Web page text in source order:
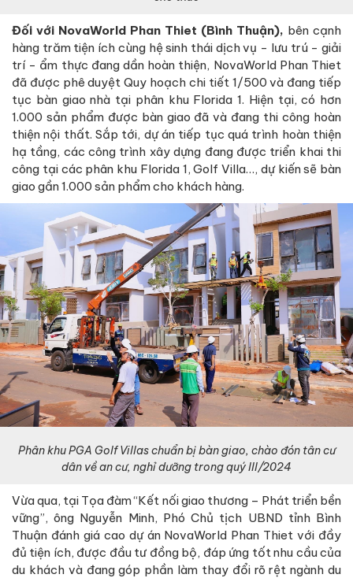
Đối với NovaWorld Phan Thiet (Bình Thuận), bên cạnh
hàng trăm tiện ích cùng hệ sinh thái dịch vụ - lưu trú - giải
trí - ẩm thực đang dần hoàn thiện, NovaWorld Phan Thiet
đã được phê duyệt Quy hoạch chi tiết 1/500 và đang tiếp
tục bàn giao nhà tại phân khu Florida 1. Hiện tại, có hơn
1.000 sản phẩm được bàn giao đã và đang thi công hoàn
thiện nội thất. Sắp tới, dự án tiếp tục quá trình hoàn thiện
hạ tầng, các công trình xây dựng đang được triển khai thi
công tại các phân khu Florida 1, Golf Villa…, dự kiến sẽ bàn
giao gần 1.000 sản phẩm cho khách hàng.
Phân khu PGA Golf Villas chuẩn bị bàn giao, chào đón tân cư
dân về an cư, nghỉ dưỡng trong quý III/2024
Vừa qua, tại Tọa đàm “Kết nối giao thương – Phát triển bền
vững”, ông Nguyễn Minh, Phó Chủ tịch UBND tỉnh Bình
Thuận đánh giá cao dự án NovaWorld Phan Thiet với đầy
đủ tiện ích, được đầu tư đồng bộ, đáp ứng tốt nhu cầu của
du khách và đang góp phần làm thay đổi rõ rệt ngành du